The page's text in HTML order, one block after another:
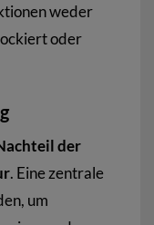
weder
oder
der
. Eine zentrale
um